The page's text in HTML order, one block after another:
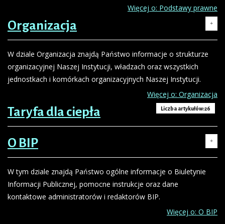
Więcej o: Podstawy prawne
Prawo państwowe Liczba artykułów:3
Instytucje publiczne muszą działać na podstawie prawa i w
granicach określonych przez prawo. W tym dziale
zgromadziliśmy informacje o ustawach, rozporządzeniach i
innych przepisach prawa państwowego, jakim podlega
działalność Naszej Instytucji.
Prawo lokalne Liczba artykułów:1
zasadach, regulaminach i innych przepisach, jakim podlega
działalność Naszej Instytucji, ustanawianych przez władze
Więcej o: Prawo lokalne
Organizacja
W dziale Organizacja znajdą Państwo informacje o strukturze
organizacyjnej Naszej Instytucji, władzach oraz wszystkich
jednostkach i komórkach organizacyjnych Naszej Instytucji.
Więcej o: Organizacja
Majątek Liczba artykułów:1
W tym dziale udostępniamy informacje o wysokość
kapitału zakładowego i wartości udziałów objętych za
aport.
Więcej o: Majątek
Taryfa dla ciepła Liczba artykułów:26
O BIP
W tym dziale znajdą Państwo ogólne informacje o Biuletynie
Informacji Publicznej, pomocne instrukcje oraz dane
kontaktowe administratorów i redaktorów BIP.
Więcej o: O BIP